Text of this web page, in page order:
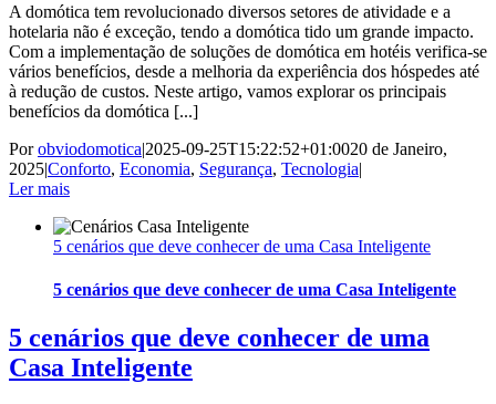
A domótica tem revolucionado diversos setores de atividade e a
hotelaria não é exceção, tendo a domótica tido um grande impacto.
Com a implementação de soluções de domótica em hotéis verifica-se
vários benefícios, desde a melhoria da experiência dos hóspedes até
à redução de custos. Neste artigo, vamos explorar os principais
benefícios da domótica [...]
Porobviodomotica|2025-09-25T15:22:52+01:0020 de Janeiro,
2025|Conforto, Economia, Segurança, Tecnologia|
Ler mais
5 cenários que deve conhecer de uma Casa Inteligente
5 cenários que deve conhecer de uma Casa Inteligente
5 cenários que deve conhecer de uma
Casa Inteligente